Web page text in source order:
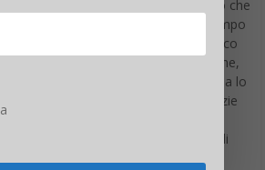
”. Coloro che
merito a notizie si lamentano da tempo
hanno costruito un vasto pubblico
link a notizie scritte da altre persone,
profitti con gli editori. L’articolo 11 ha lo
assetto, dando agli editori di notizie
modo in cui le piattaforme
contenuti e si collegano agli articoli